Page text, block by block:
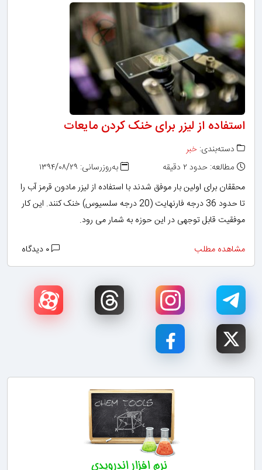
استفاده از لیزر برای خنک کردن مایعات
دسته‌بندی: خبر
مطالعه: حدود ۲ دقیقه
به‌روزرسانی: ۱۳۹۴/۰۸/۲۹
محققان برای اولین بار موفق شدند با استفاده از لیزر مادون قرمز آب را
تا حدود 36 درجه فارنهایت (20 درجه سلسیوس) خنک کنند. این کار
موفقیت قابل توجهی در این حوزه به شمار می رود.
مشاهده مطلب